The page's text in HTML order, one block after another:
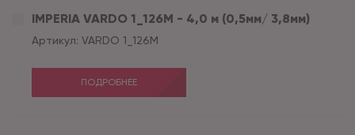
IMPERIA VARDO 1_126M - 4,0 м (0,5мм/ 3,8мм)
Артикул: VARDO 1_126M
ПОДРОБНЕЕ